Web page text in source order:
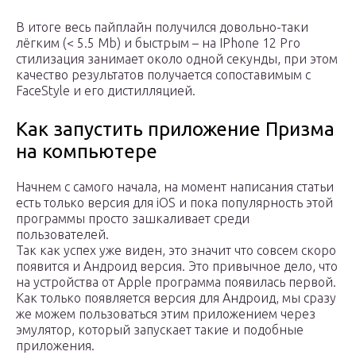
В итоге весь пайплайн получился довольно-таки
лёгким (< 5.5 Mb) и быстрым – на IPhone 12 Pro
стилизация занимает около одной секунды, при этом
качество результатов получается сопоставимым с
FaceStyle и его дистилляцией.
Как запустить приложение Призма
на компьютере
Начнем с самого начала, на момент написания статьи
есть только версия для iOS и пока популярность этой
программы просто зашкаливает среди
пользователей.
Так как успех уже виден, это значит что совсем скоро
появится и Андроид версия. Это привычное дело, что
на устройства от Apple программа появилась первой.
Как только появляется версия для Андроид, мы сразу
же можем пользоваться этим приложением через
эмулятор, который запускает такие и подобные
приложения.